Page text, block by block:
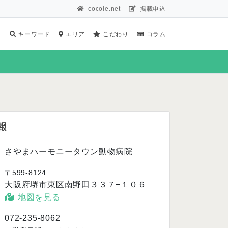
cocole.net 掲載申込
キーワード エリア こだわり コラム
さやまハーモニータウン動物病院
〒599-8124
大阪府堺市東区南野田３３７−１０６
地図を見る
072-235-8062